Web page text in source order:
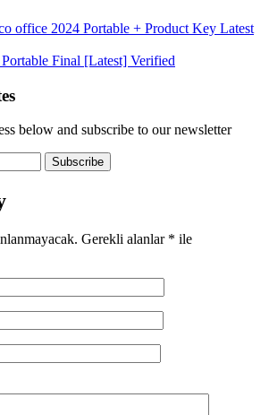
office 2024 Portable + Product Key Latest
Final [Latest] Verified
below and subscribe to our newsletter
Subscribe
Gerekli alanlar * ile